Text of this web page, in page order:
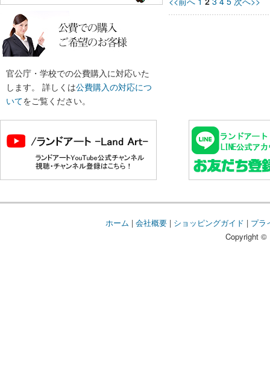
官公庁・学校での公費購入に対応いた
します。 詳しくは公費購入の対応につ
いてをご覧ください。
ホーム | 会社概要| ショッピングガイド | プラ
Copyright ©